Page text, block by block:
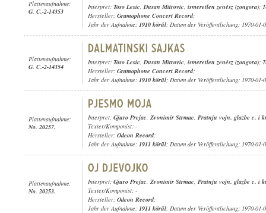
Plattenaufnahme:
G. C.-2-14353
Interpret: Toso Lesic,Dusan Mitrovic, ismeretlen zenész (zongora);
Hersteller: Gramophone Concert Record;
Jahr der Aufnahme: 1910 körül; Datum der Veröffentlichung: 1970-01-
Plattenaufnahme:
G. C.-2-14354
Interpret: Toso Lesic,Dusan Mitrovic, ismeretlen zenész (zongora);
Hersteller: Gramophone Concert Record;
Jahr der Aufnahme: 1910 körül; Datum der Veröffentlichung: 1970-01-
Plattenaufnahme:
No. 20257.
Interpret: Gjuro Prejac, Zvonimir Strmac, Pratnju vojn. glazbe c. i
Texter/Komponist: -
Hersteller: Odeon Record;
Jahr der Aufnahme: 1911 körül; Datum der Veröffentlichung: 1970-01-
Plattenaufnahme:
No. 20253.
Interpret: Gjuro Prejac, Zvonimir Strmac, Pratnju vojn. glazbe c. i
Texter/Komponist: -
Hersteller: Odeon Record;
Jahr der Aufnahme: 1911 körül; Datum der Veröffentlichung: 1970-01-